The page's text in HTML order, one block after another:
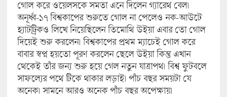
গোল করে ওয়েলসকে সমতা এনে দিলেন গ্যারেথ বেল।
অনূর্ধ্ব-১৭ বিশ্বকাপের শুরুতে গোল না পেলেও নক-আউটে
হ্যাটট্রিকও লিখে নিয়েছিলেন তিমোথি উইয়া এবার তো গোল
দিয়েই শুরু করলেন। বিশ্বকাপের প্রথম ম্যাচেই গোল করে
বাবার স্বপ্ন হয়তো পূরণ করলেন ছেলে উইয়া কিন্তু এখান
থেকেই তাঁর জন্য শুরু হয়ে গেল নতুন যাত্রাপথ। বিশ্ব ফুটবলে
সাফল্যের পথে টিকে থাকার লড়াই। পাঁচ বছর সময়টা যে
অনেক। সামনে আরও অনেক পাঁচ বছর অপেক্ষায়।